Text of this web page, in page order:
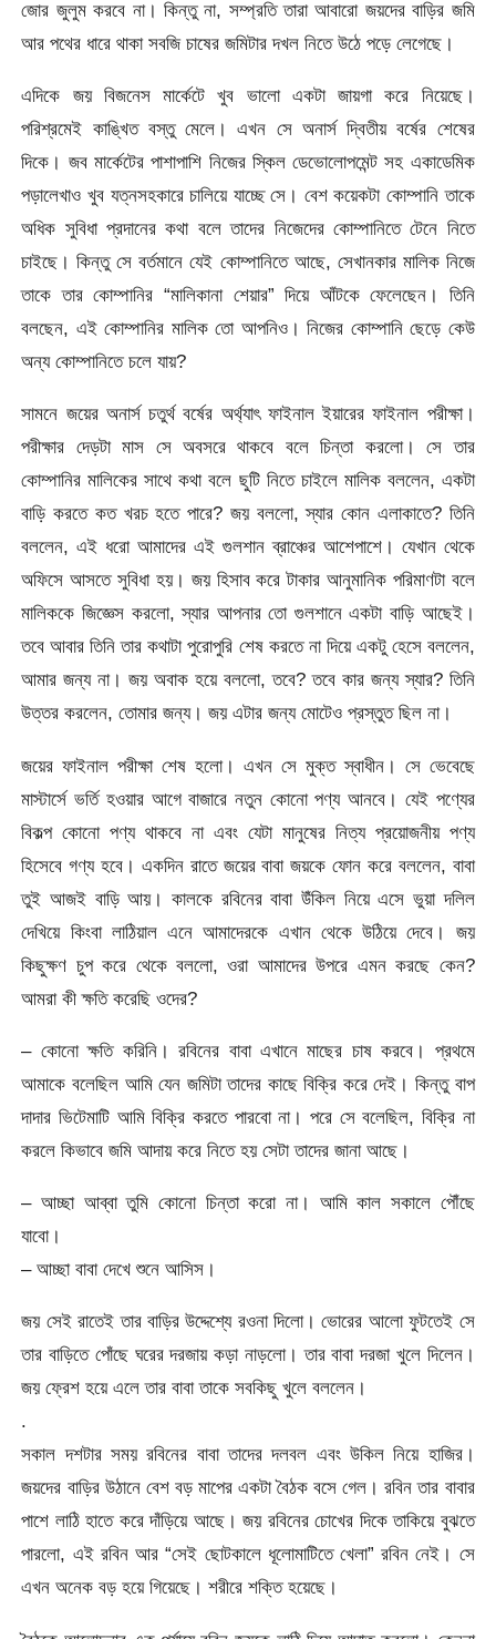
জোর জুলুম করবে না। কিন্তু না, সম্প্রতি তারা আবারো জয়দের বাড়ির জমি
আর পথের ধারে থাকা সবজি চাষের জমিটার দখল নিতে উঠে পড়ে লেগেছে।
এদিকে জয় বিজনেস মার্কেটে খুব ভালো একটা জায়গা করে নিয়েছে।
পরিশ্রমেই কাঙ্খিত বস্তু মেলে। এখন সে অনার্স দ্বিতীয় বর্ষের শেষের
দিকে। জব মার্কেটের পাশাপাশি নিজের স্কিল ডেভোলোপমেন্ট সহ একাডেমিক
পড়ালেখাও খুব যত্নসহকারে চালিয়ে যাচ্ছে সে। বেশ কয়েকটা কোম্পানি তাকে
অধিক সুবিধা প্রদানের কথা বলে তাদের নিজেদের কোম্পানিতে টেনে নিতে
চাইছে। কিন্তু সে বর্তমানে যেই কোম্পানিতে আছে, সেখানকার মালিক নিজে
তাকে তার কোম্পানির “মালিকানা শেয়ার” দিয়ে আঁটকে ফেলেছেন। তিনি
বলছেন, এই কোম্পানির মালিক তো আপনিও। নিজের কোম্পানি ছেড়ে কেউ
অন্য কোম্পানিতে চলে যায়?
সামনে জয়ের অনার্স চতুর্থ বর্ষের অর্থ্যাৎ ফাইনাল ইয়ারের ফাইনাল পরীক্ষা।
পরীক্ষার দেড়টা মাস সে অবসরে থাকবে বলে চিন্তা করলো। সে তার
কোম্পানির মালিকের সাথে কথা বলে ছুটি নিতে চাইলে মালিক বললেন, একটা
বাড়ি করতে কত খরচ হতে পারে? জয় বললো, স্যার কোন এলাকাতে? তিনি
বললেন, এই ধরো আমাদের এই গুলশান ব্রাঞ্চের আশেপাশে। যেখান থেকে
অফিসে আসতে সুবিধা হয়। জয় হিসাব করে টাকার আনুমানিক পরিমাণটা বলে
মালিককে জিজ্ঞেস করলো, স্যার আপনার তো গুলশানে একটা বাড়ি আছেই।
তবে আবার তিনি তার কথাটা পুরোপুরি শেষ করতে না দিয়ে একটু হেসে বললেন,
আমার জন্য না। জয় অবাক হয়ে বললো, তবে? তবে কার জন্য স্যার? তিনি
উত্তর করলেন, তোমার জন্য। জয় এটার জন্য মোটেও প্রস্তুত ছিল না।
জয়ের ফাইনাল পরীক্ষা শেষ হলো। এখন সে মুক্ত স্বাধীন। সে ভেবেছে
মাস্টার্সে ভর্তি হওয়ার আগে বাজারে নতুন কোনো পণ্য আনবে। যেই পণ্যের
বিকল্প কোনো পণ্য থাকবে না এবং যেটা মানুষের নিত্য প্রয়োজনীয় পণ্য
হিসেবে গণ্য হবে। একদিন রাতে জয়ের বাবা জয়কে ফোন করে বললেন, বাবা
তুই আজই বাড়ি আয়। কালকে রবিনের বাবা উঁকিল নিয়ে এসে ভুয়া দলিল
দেখিয়ে কিংবা লাঠিয়াল এনে আমাদেরকে এখান থেকে উঠিয়ে দেবে। জয়
কিছুক্ষণ চুপ করে থেকে বললো, ওরা আমাদের উপরে এমন করছে কেন?
আমরা কী ক্ষতি করেছি ওদের?
– কোনো ক্ষতি করিনি। রবিনের বাবা এখানে মাছের চাষ করবে। প্রথমে
আমাকে বলেছিল আমি যেন জমিটা তাদের কাছে বিক্রি করে দেই। কিন্তু বাপ
দাদার ভিটেমাটি আমি বিক্রি করতে পারবো না। পরে সে বলেছিল, বিক্রি না
করলে কিভাবে জমি আদায় করে নিতে হয় সেটা তাদের জানা আছে।
– আচ্ছা আব্বা তুমি কোনো চিন্তা করো না। আমি কাল সকালে পৌঁছে
যাবো।
– আচ্ছা বাবা দেখে শুনে আসিস।
জয় সেই রাতেই তার বাড়ির উদ্দেশ্যে রওনা দিলো। ভোরের আলো ফুটতেই সে
তার বাড়িতে পোঁছে ঘরের দরজায় কড়া নাড়লো। তার বাবা দরজা খুলে দিলেন।
জয় ফ্রেশ হয়ে এলে তার বাবা তাকে সবকিছু খুলে বললেন।
.
সকাল দশটার সময় রবিনের বাবা তাদের দলবল এবং উকিল নিয়ে হাজির।
জয়দের বাড়ির উঠানে বেশ বড় মাপের একটা বৈঠক বসে গেল। রবিন তার বাবার
পাশে লাঠি হাতে করে দাঁড়িয়ে আছে। জয় রবিনের চোখের দিকে তাকিয়ে বুঝতে
পারলো, এই রবিন আর “সেই ছোটকালে ধূলোমাটিতে খেলা” রবিন নেই। সে
এখন অনেক বড় হয়ে গিয়েছে। শরীরে শক্তি হয়েছে।